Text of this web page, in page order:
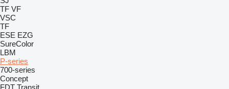
TF VF
VSC
TF
ESE EZG
SureColor
LBM
P-series
700-series
Concept
FDT Transit